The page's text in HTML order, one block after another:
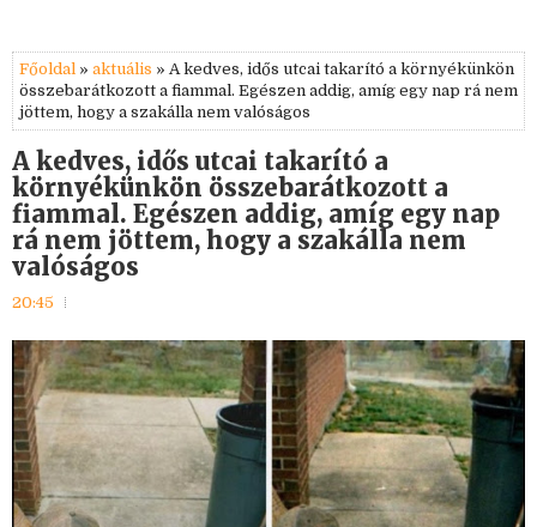
Főoldal » aktuális » A kedves, idős utcai takarító a környékünkön
összebarátkozott a fiammal. Egészen addig, amíg egy nap rá nem
jöttem, hogy a szakálla nem valóságos
A kedves, idős utcai takarító a
környékünkön összebarátkozott a
fiammal. Egészen addig, amíg egy nap
rá nem jöttem, hogy a szakálla nem
valóságos
20:45